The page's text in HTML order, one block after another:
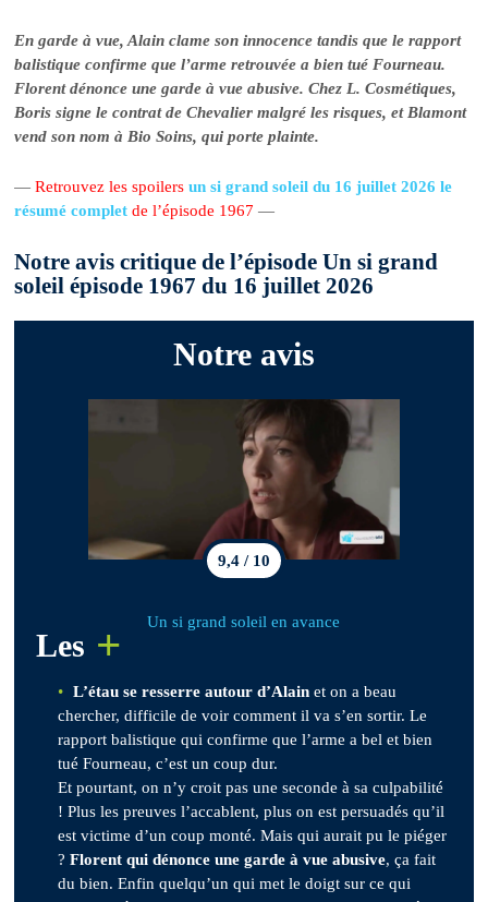
En garde à vue, Alain clame son innocence tandis que le rapport
balistique confirme que l’arme retrouvée a bien tué Fourneau.
Florent dénonce une garde à vue abusive. Chez L. Cosmétiques,
Boris signe le contrat de Chevalier malgré les risques, et Blamont
vend son nom à Bio Soins, qui porte plainte.
—Retrouvez les spoilersun si grand soleil du 16 juillet 2026 le
résumé complet de l’épisode 1967—
Notre avis critique de l’épisode Un si grand
soleil épisode 1967 du 16 juillet 2026
Notre avis
9,4 / 10
Un si grand soleil en avance
Les +
L’étau se resserre autour d’Alain et on a beau
chercher, difficile de voir comment il va s’en sortir. Le
rapport balistique qui confirme que l’arme a bel et bien
tué Fourneau, c’est un coup dur.
Et pourtant, on n’y croit pas une seconde à sa culpabilité
! Plus les preuves l’accablent, plus on est persuadés qu’il
est victime d’un coup monté. Mais qui aurait pu le piéger
?Florent qui dénonce une garde à vue abusive, ça fait
du bien. Enfin quelqu’un qui met le doigt sur ce qui